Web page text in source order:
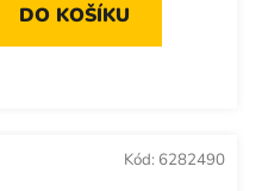
DO KOŠÍKU
Kód: 6282490